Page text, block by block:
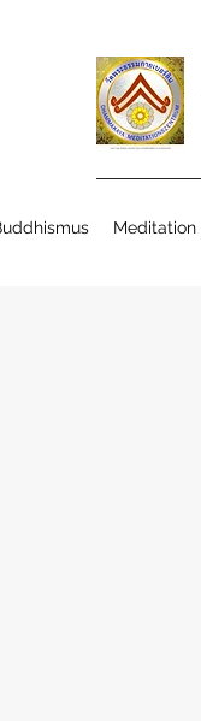
Meditation